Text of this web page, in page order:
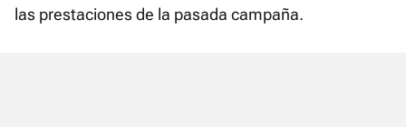
las prestaciones de la pasada campaña.